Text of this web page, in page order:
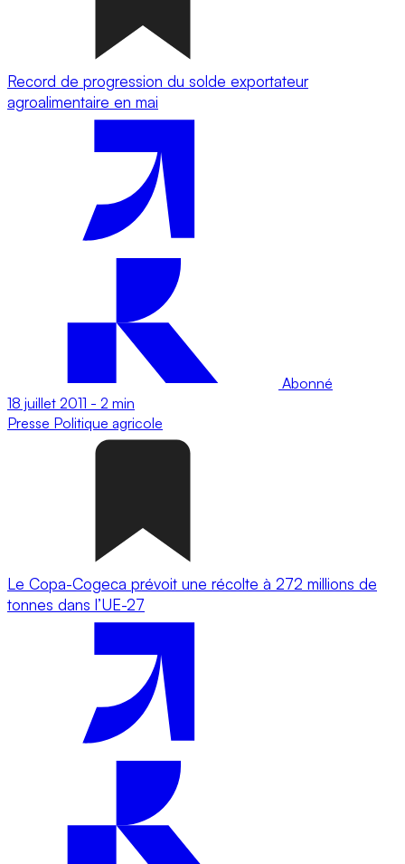
Record de progression du solde exportateur
agroalimentaire en mai
Abonné
18 juillet 2011 - 2 min
Presse Politique agricole
Le Copa-Cogeca prévoit une récolte à 272 millions de
tonnes dans l’UE-27